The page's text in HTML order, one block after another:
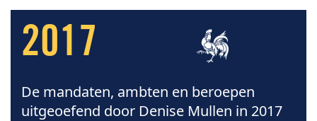
2017
De mandaten, ambten en beroepen
uitgeoefend door Denise Mullen in 2017